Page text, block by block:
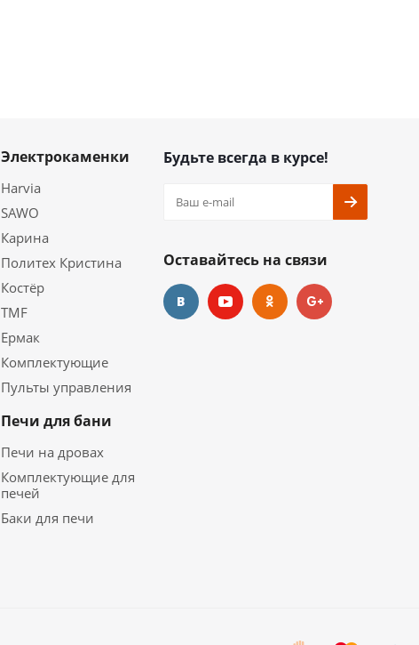
Электрокаменки
Harvia
SAWO
Карина
Политех Кристина
Костёр
TMF
Ермак
Комплектующие
Пульты управления
Печи для бани
Печи на дровах
Комплектующие для
печей
Баки для печи
Будьте всегда в курсе!
Оставайтесь на связи